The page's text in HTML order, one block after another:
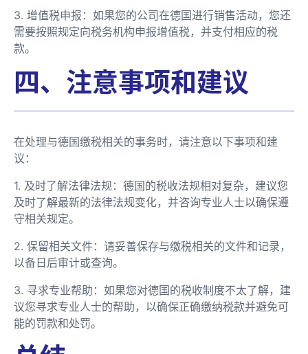
3. 增值税申报：如果您的公司在德国进行销售活动，您还
需要按照规定向税务机构申报增值税，并支付相应的税
款。
四、注意事项和建议
在处理与德国缴税相关的事务时，请注意以下事项和建
议：
1. 及时了解法律法规：德国的税收法规相对复杂，建议您
及时了解最新的法律法规变化，并咨询专业人士以确保遵
守相关规定。
2. 保留相关文件：请妥善保存与缴税相关的文件和记录，
以备日后审计或查询。
3. 寻求专业帮助：如果您对德国的税收制度不太了解，建
议您寻求专业人士的帮助，以确保正确缴纳税款并避免可
能的罚款和处罚。